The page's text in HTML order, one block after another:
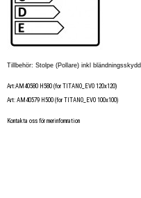
Tillbehör: Stolpe (Pollare) inkl bländningsskydd
Art:AM40580 H580 (for TITANO_EVO 120x120)
Art: AM40579 H500 (for TITANO_EVO 100x100)
Kontakta oss för merinfomration